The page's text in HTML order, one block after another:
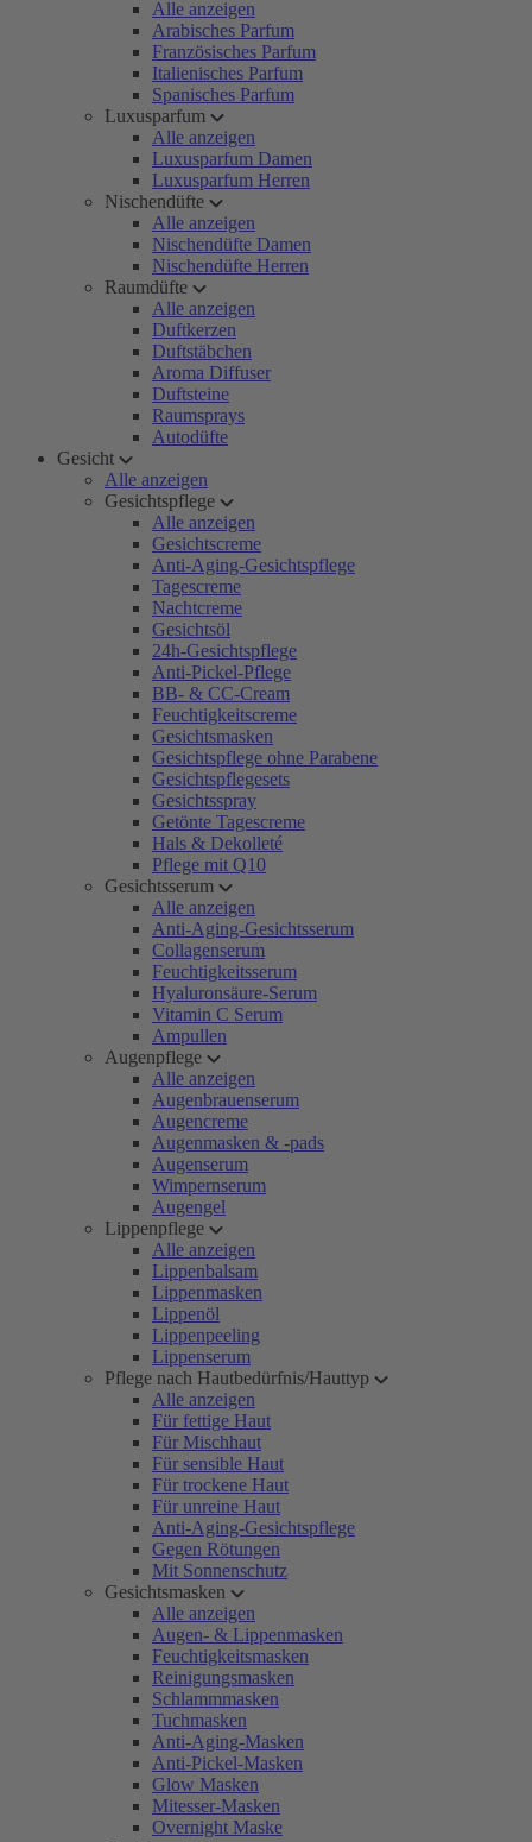
Alle anzeigen
Arabisches Parfum
Französisches Parfum
Italienisches Parfum
Spanisches Parfum
Luxusparfum
Alle anzeigen
Luxusparfum Damen
Luxusparfum Herren
Nischendüfte
Alle anzeigen
Nischendüfte Damen
Nischendüfte Herren
Raumdüfte
Alle anzeigen
Duftkerzen
Duftstäbchen
Aroma Diffuser
Duftsteine
Raumsprays
Autodüfte
Gesicht
Alle anzeigen
Gesichtspflege
Alle anzeigen
Gesichtscreme
Anti-Aging-Gesichtspflege
Tagescreme
Nachtcreme
Gesichtsöl
24h-Gesichtspflege
Anti-Pickel-Pflege
BB- & CC-Cream
Feuchtigkeitscreme
Gesichtsmasken
Gesichtspflege ohne Parabene
Gesichtspflegesets
Gesichtsspray
Getönte Tagescreme
Hals & Dekolleté
Pflege mit Q10
Gesichtsserum
Alle anzeigen
Anti-Aging-Gesichtsserum
Collagenserum
Feuchtigkeitsserum
Hyaluronsäure-Serum
Vitamin C Serum
Ampullen
Augenpflege
Alle anzeigen
Augenbrauenserum
Augencreme
Augenmasken & -pads
Augenserum
Wimpernserum
Augengel
Lippenpflege
Alle anzeigen
Lippenbalsam
Lippenmasken
Lippenöl
Lippenpeeling
Lippenserum
Pflege nach Hautbedürfnis/Hauttyp
Alle anzeigen
Für fettige Haut
Für Mischhaut
Für sensible Haut
Für trockene Haut
Für unreine Haut
Anti-Aging-Gesichtspflege
Gegen Rötungen
Mit Sonnenschutz
Gesichtsmasken
Alle anzeigen
Augen- & Lippenmasken
Feuchtigkeitsmasken
Reinigungsmasken
Schlammmasken
Tuchmasken
Anti-Aging-Masken
Anti-Pickel-Masken
Glow Masken
Mitesser-Masken
Overnight Maske